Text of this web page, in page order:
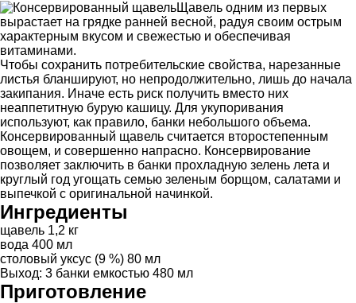
Щавель одним из первых
вырастает на грядке ранней весной, радуя своим острым
характерным вкусом и свежестью и обеспечивая
витаминами.
Чтобы сохранить потребительские свойства, нарезанные
листья бланшируют, но непродолжительно, лишь до начала
закипания. Иначе есть риск получить вместо них
неаппетитную бурую кашицу. Для укупоривания
используют, как правило, банки небольшого объема.
Консервированный щавель считается второстепенным
овощем, и совершенно напрасно. Консервирование
позволяет заключить в банки прохладную зелень лета и
круглый год угощать семью зеленым борщом, салатами и
выпечкой с оригинальной начинкой.
Ингредиенты
щавель 1,2 кг
вода 400 мл
столовый уксус (9 %) 80 мл
Выход: 3 банки емкостью 480 мл
Приготовление